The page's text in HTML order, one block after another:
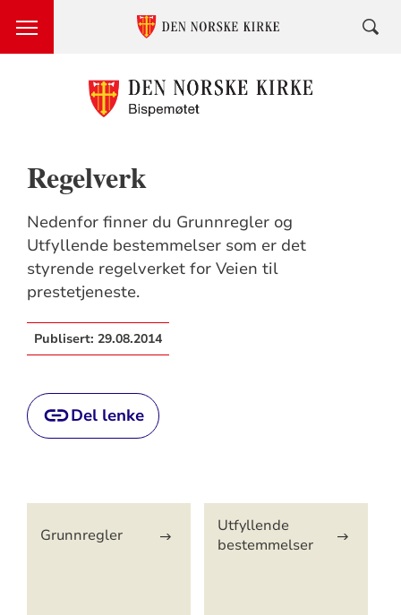
Regelverk
Nedenfor finner du Grunnregler og
Utfyllende bestemmelser som er det
styrende regelverket for Veien til
prestetjeneste.
Publisert: 29.08.2014
Del lenke
Grunnregler
Utfyllende
bestemmelser